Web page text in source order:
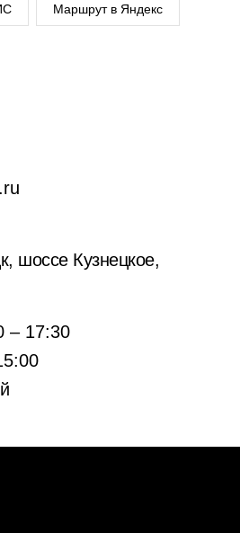
– 17:30
шоссе Кузнецкое,
Маршрут в Яндекс